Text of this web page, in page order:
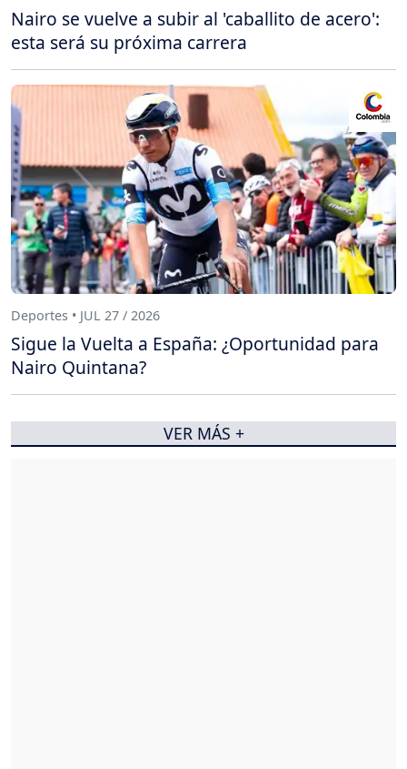
Nairo se vuelve a subir al 'caballito de acero':
esta será su próxima carrera
Deportes • JUL 27 / 2026
Sigue la Vuelta a España: ¿Oportunidad para
Nairo Quintana?
VER MÁS +